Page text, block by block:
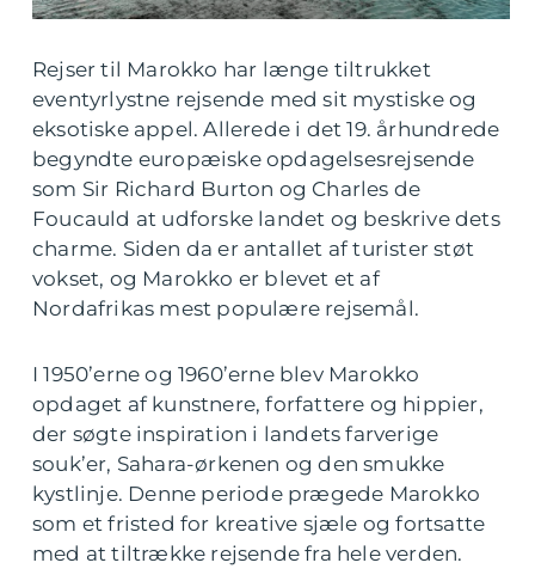
Rejser til Marokko har længe tiltrukket
eventyrlystne rejsende med sit mystiske og
eksotiske appel. Allerede i det 19. århundrede
begyndte europæiske opdagelsesrejsende
som Sir Richard Burton og Charles de
Foucauld at udforske landet og beskrive dets
charme. Siden da er antallet af turister støt
vokset, og Marokko er blevet et af
Nordafrikas mest populære rejsemål.
I 1950’erne og 1960’erne blev Marokko
opdaget af kunstnere, forfattere og hippier,
der søgte inspiration i landets farverige
souk’er, Sahara-ørkenen og den smukke
kystlinje. Denne periode prægede Marokko
som et fristed for kreative sjæle og fortsatte
med at tiltrække rejsende fra hele verden.